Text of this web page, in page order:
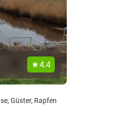
4.4
Güster, Rapfen